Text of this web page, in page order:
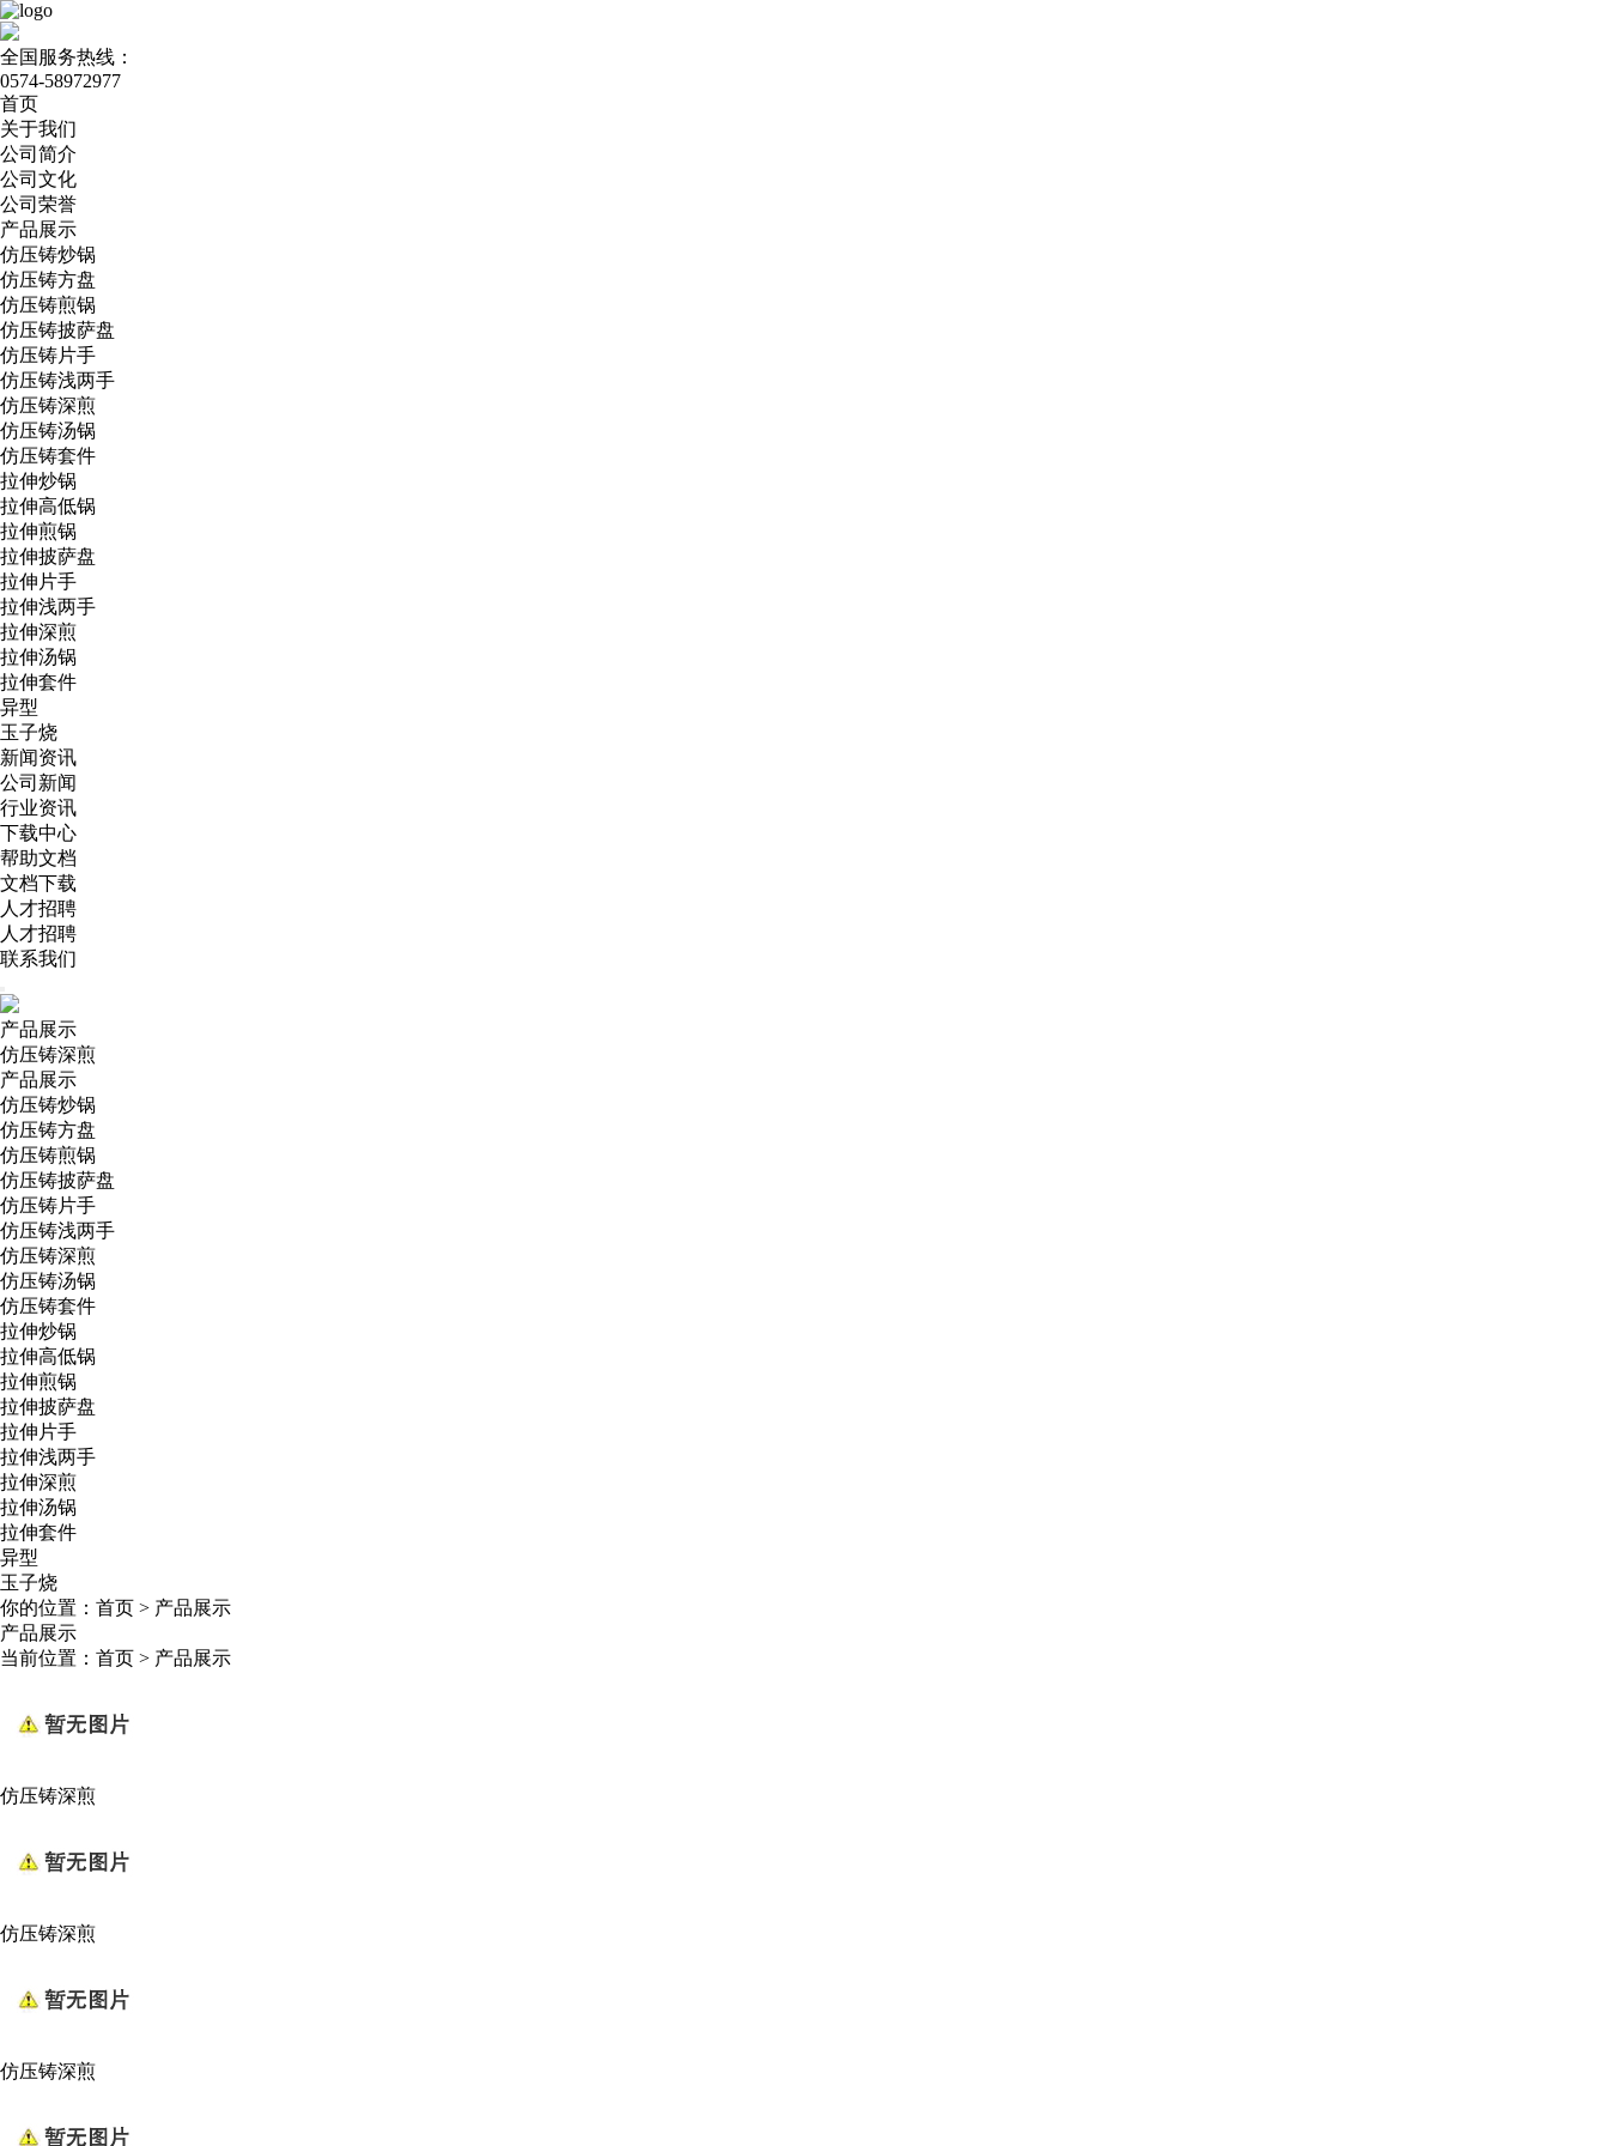
全国服务热线：
0574-58972977
首页
关于我们
公司简介
公司文化
公司荣誉
产品展示
仿压铸炒锅
仿压铸方盘
仿压铸煎锅
仿压铸披萨盘
仿压铸片手
仿压铸浅两手
仿压铸深煎
仿压铸汤锅
仿压铸套件
拉伸炒锅
拉伸高低锅
拉伸煎锅
拉伸披萨盘
拉伸片手
拉伸浅两手
拉伸深煎
拉伸汤锅
拉伸套件
异型
玉子烧
新闻资讯
公司新闻
行业资讯
下载中心
帮助文档
文档下载
人才招聘
人才招聘
联系我们
产品展示
仿压铸深煎
产品展示
仿压铸炒锅
仿压铸方盘
仿压铸煎锅
仿压铸披萨盘
仿压铸片手
仿压铸浅两手
仿压铸深煎
仿压铸汤锅
仿压铸套件
拉伸炒锅
拉伸高低锅
拉伸煎锅
拉伸披萨盘
拉伸片手
拉伸浅两手
拉伸深煎
拉伸汤锅
拉伸套件
异型
玉子烧
你的位置： 首页 > 产品展示
产品展示
当前位置： 首页 > 产品展示
仿压铸深煎
仿压铸深煎
仿压铸深煎